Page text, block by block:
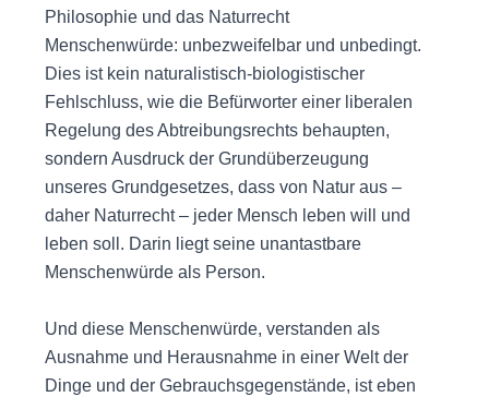
Philosophie und das Naturrecht
Menschenwürde: unbezweifelbar und unbedingt.
Dies ist kein naturalistisch-biologistischer
Fehlschluss, wie die Befürworter einer liberalen
Regelung des Abtreibungsrechts behaupten,
sondern Ausdruck der Grundüberzeugung
unseres Grundgesetzes, dass von Natur aus –
daher Naturrecht – jeder Mensch leben will und
leben soll. Darin liegt seine unantastbare
Menschenwürde als Person.
Und diese Menschenwürde, verstanden als
Ausnahme und Herausnahme in einer Welt der
Dinge und der Gebrauchsgegenstände, ist eben